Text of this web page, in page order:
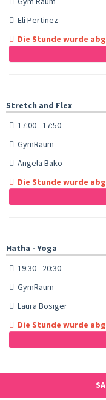
Eli Pertinez
Die Stunde wurde
Stretch and Flex
17:00 - 17:50
GymRaum
Angela Bako
Die Stunde wurde
Hatha - Yoga
19:30 - 20:30
GymRaum
Laura Bösiger
Die Stunde wurde